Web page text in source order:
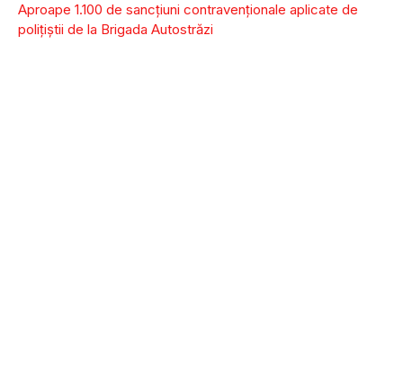
Aproape 1.100 de sancţiuni contravenţionale aplicate de
polițiștii de la Brigada Autostrăzi